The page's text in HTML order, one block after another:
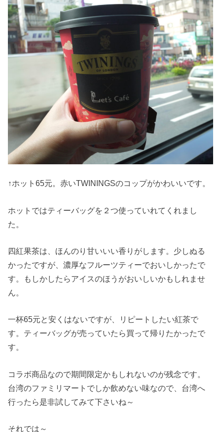
↑ホット65元。赤いTWININGSのコップがかわいいです。
ホットではティーバッグを２つ使っていれてくれまし
た。
四紅果茶は、ほんのり甘いいい香りがします。少しぬる
かったですが、濃厚なフルーツティーでおいしかったで
す。もしかしたらアイスのほうがおいしいかもしれませ
ん。
一杯65元と安くはないですが、リピートしたい紅茶で
す。ティーバッグが売っていたら買って帰りたかったで
す。
コラボ商品なので期間限定かもしれないのが残念です。
台湾のファミリマートでしか飲めない味なので、台湾へ
行ったら是非試してみて下さいね～
それでは～